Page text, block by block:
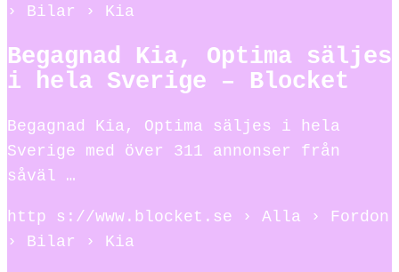
› Bilar › Kia
Begagnad Kia, Optima säljes
i hela Sverige – Blocket
Begagnad Kia, Optima säljes i hela
Sverige med över 311 annonser från
såväl …
http s://www.blocket.se › Alla › Fordon
› Bilar › Kia